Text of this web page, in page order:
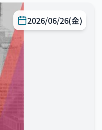
2026/06/26(金)